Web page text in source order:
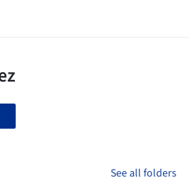
See all folders